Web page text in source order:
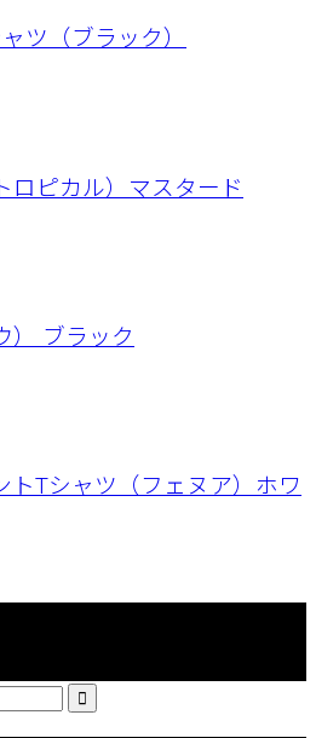
ツ（ブラック）
ロピカル）マスタード
） ブラック
トTシャツ（フェヌア）ホワ
